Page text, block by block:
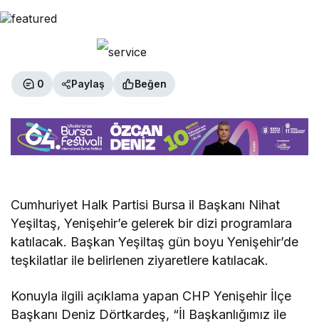
0 Paylaş Beğen
Cumhuriyet Halk Partisi Bursa il Başkanı Nihat
Yeşiltaş, Yenişehir’e gelerek bir dizi programlara
katılacak. Başkan Yeşiltaş gün boyu Yenişehir’de
teşkilatlar ile belirlenen ziyaretlere katılacak.
Konuyla ilgili açıklama yapan CHP Yenişehir İlçe
Başkanı Deniz Dörtkardeş, “İl Başkanlığımız ile